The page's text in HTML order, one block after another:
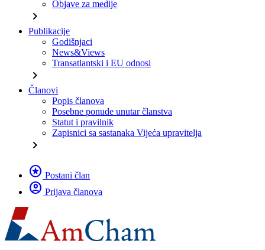
Objave za medije
chevron_right
Publikacije
Godišnjaci
News&Views
Transatlantski i EU odnosi
chevron_right
Članovi
Popis članova
Posebne ponude unutar članstva
Statut i pravilnik
Zapisnici sa sastanaka Vijeća upravitelja
chevron_right
stars Postani član
account_circle Prijava članova